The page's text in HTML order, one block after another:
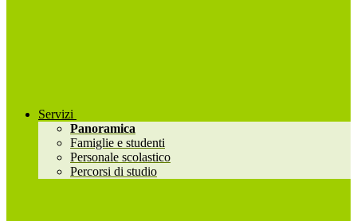
Servizi
Panoramica
Famiglie e studenti
Personale scolastico
Percorsi di studio